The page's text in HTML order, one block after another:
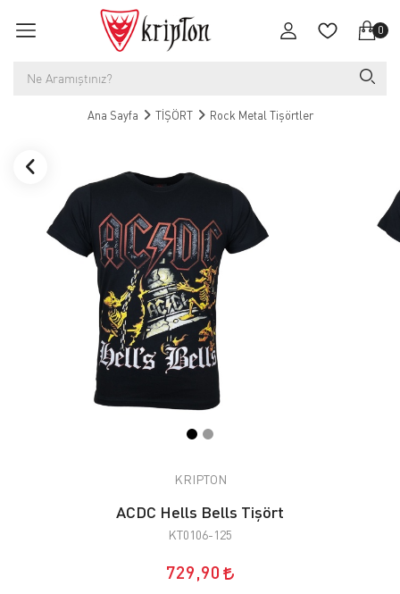
0
Ana Sayfa TİŞÖRT Rock Metal Tişörtler
KRIPTON
ACDC Hells Bells Tişört
KT0106-125
729,90